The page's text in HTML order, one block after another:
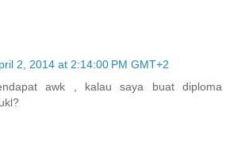
2, 2014 at 2:14:00 PM GMT+2
awk , kalau saya buat diploma